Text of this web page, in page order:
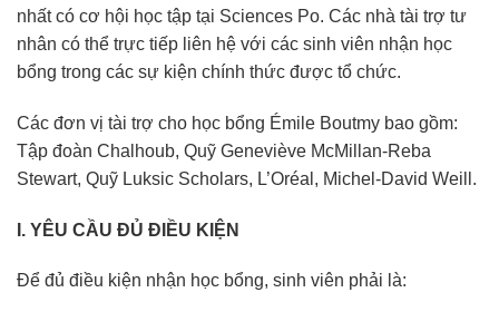
nhất có cơ hội học tập tại Sciences Po. Các nhà tài trợ tư
nhân có thể trực tiếp liên hệ với các sinh viên nhận học
bổng trong các sự kiện chính thức được tổ chức.
Các đơn vị tài trợ cho học bổng Émile Boutmy bao gồm:
Tập đoàn Chalhoub, Quỹ Geneviève McMillan-Reba
Stewart, Quỹ Luksic Scholars, L’Oréal, Michel-David Weill.
I. YÊU CẦU ĐỦ ĐIỀU KIỆN
Để đủ điều kiện nhận học bổng, sinh viên phải là: